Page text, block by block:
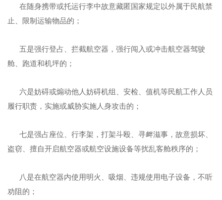
在随身携带或托运行李中故意藏匿国家规定以外属于民航禁
止、限制运输物品的；
五是强行登占、拦截航空器，强行闯入或冲击航空器驾驶
舱、跑道和机坪的；
六是妨碍或煽动他人妨碍机组、安检、值机等民航工作人员
履行职责，实施或威胁实施人身攻击的；
七是强占座位、行李架，打架斗殴、寻衅滋事，故意损坏、
盗窃、擅自开启航空器或航空设施设备等扰乱客舱秩序的；
八是在航空器内使用明火、吸烟、违规使用电子设备，不听
劝阻的；